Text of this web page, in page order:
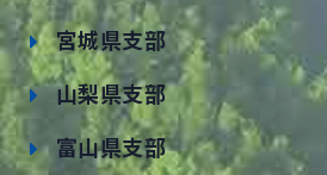
宮城県支部
山梨県支部
富山県支部